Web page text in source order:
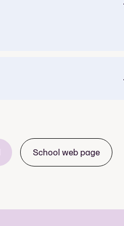
School web page